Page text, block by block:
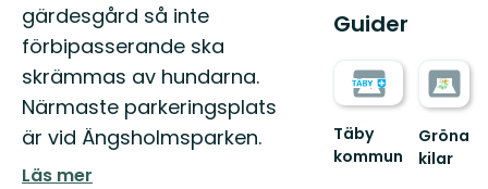
gärdesgård så inte
förbipasserande ska
skrämmas av hundarna.
Närmaste parkeringsplats
är vid Ängsholmsparken.
Läs mer
Guider
Täby
kommun
Gröna
kilar